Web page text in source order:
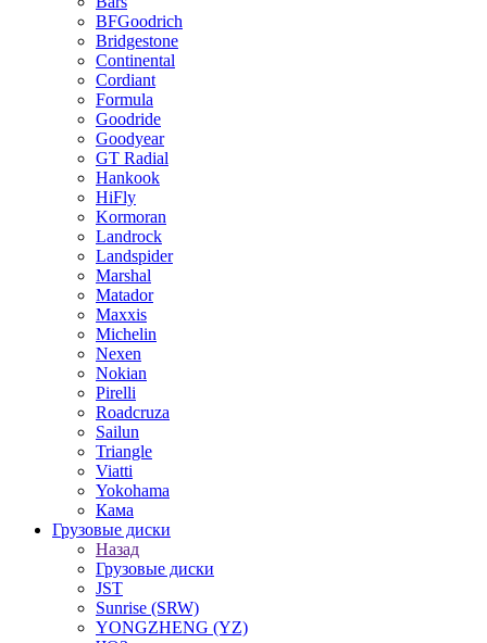
BFGoodrich
Bridgestone
Continental
Cordiant
Formula
Goodride
Goodyear
GT Radial
Hankook
HiFly
Kormoran
Landrock
Landspider
Marshal
Matador
Maxxis
Michelin
Nexen
Nokian
Pirelli
Roadcruza
Sailun
Triangle
Viatti
Yokohama
Кама
Грузовые диски
Назад
Грузовые диски
JST
Sunrise (SRW)
YONGZHENG (YZ)